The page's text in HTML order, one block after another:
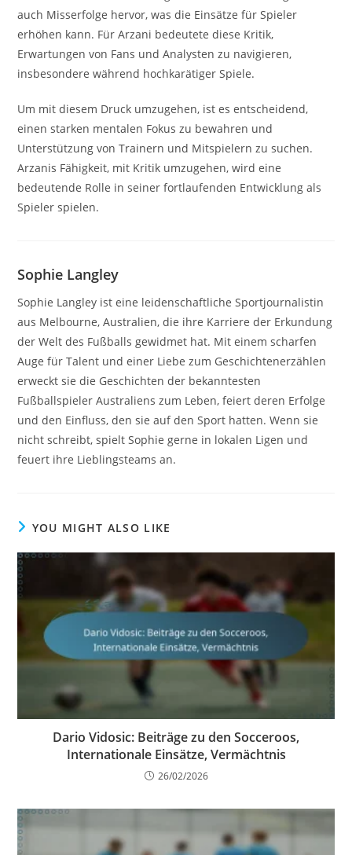
auch Misserfolge hervor, was die Einsätze für Spieler
erhöhen kann. Für Arzani bedeutete diese Kritik,
Erwartungen von Fans und Analysten zu navigieren,
insbesondere während hochkarätiger Spiele.
Um mit diesem Druck umzugehen, ist es entscheidend,
einen starken mentalen Fokus zu bewahren und
Unterstützung von Trainern und Mitspielern zu suchen.
Arzanis Fähigkeit, mit Kritik umzugehen, wird eine
bedeutende Rolle in seiner fortlaufenden Entwicklung als
Spieler spielen.
Sophie Langley
Sophie Langley ist eine leidenschaftliche Sportjournalistin
aus Melbourne, Australien, die ihre Karriere der Erkundung
der Welt des Fußballs gewidmet hat. Mit einem scharfen
Auge für Talent und einer Liebe zum Geschichtenerzählen
erweckt sie die Geschichten der bekanntesten
Fußballspieler Australiens zum Leben, feiert deren Erfolge
und den Einfluss, den sie auf den Sport hatten. Wenn sie
nicht schreibt, spielt Sophie gerne in lokalen Ligen und
feuert ihre Lieblingsteams an.
YOU MIGHT ALSO LIKE
Dario Vidosic: Beiträge zu den Socceroos,
Internationale Einsätze, Vermächtnis
26/02/2026